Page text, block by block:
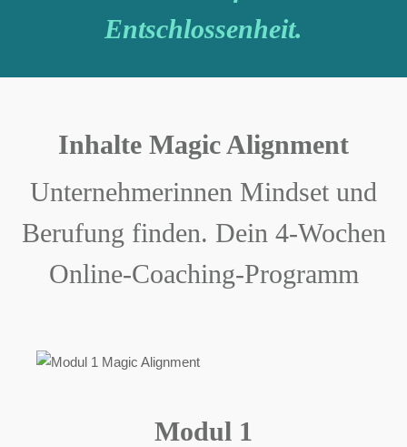
Entschlossenheit.
Inhalte Magic Alignment
Unternehmerinnen Mindset und
Berufung finden. Dein 4-Wochen
Online-Coaching-Programm
Modul 1